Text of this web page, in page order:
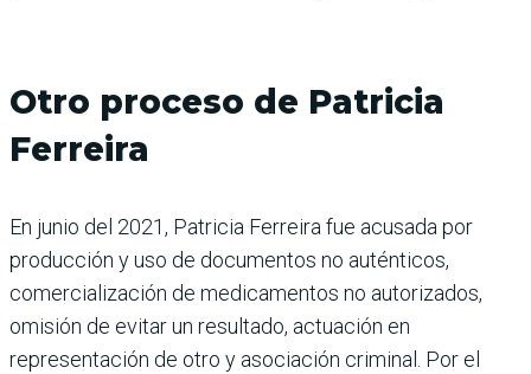
Otro proceso de Patricia
Ferreira
En junio del 2021, Patricia Ferreira fue acusada por
producción y uso de documentos no auténticos,
comercialización de medicamentos no autorizados,
omisión de evitar un resultado, actuación en
representación de otro y asociación criminal. Por el